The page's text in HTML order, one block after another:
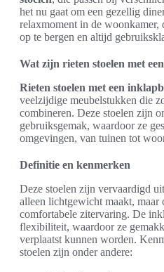
het nu gaat om een gezellig
relaxmoment in de woonkamer,
op te bergen en altijd
Wat zijn rieten stoelen met
Rieten stoelen met een
veelzijdige meubelstukken die
combineren. Deze stoelen zijn
gebruiksgemak, waardoor ze
omgevingen, van tuinen tot
Definitie en kenmerken
Deze stoelen zijn vervaardigd
alleen lichtgewicht maakt, maar
comfortabele zitervaring. De
flexibiliteit, waardoor ze
verplaatst kunnen worden.
stoelen zijn onder andere: